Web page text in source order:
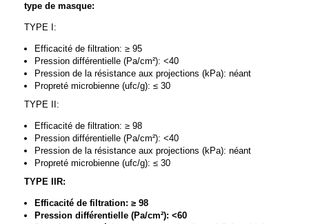
type de masque:
TYPE I:
Efficacité de filtration: ≥ 95
Pression différentielle (Pa/cm²): <40
Pression de la résistance aux projections (kPa): néant
Propreté microbienne (ufc/g): ≤ 30
TYPE II:
Efficacité de filtration: ≥ 98
Pression différentielle (Pa/cm²): <40
Pression de la résistance aux projections (kPa): néant
Propreté microbienne (ufc/g): ≤ 30
TYPE IIR:
Efficacité de filtration: ≥ 98
Pression différentielle (Pa/cm²): <60